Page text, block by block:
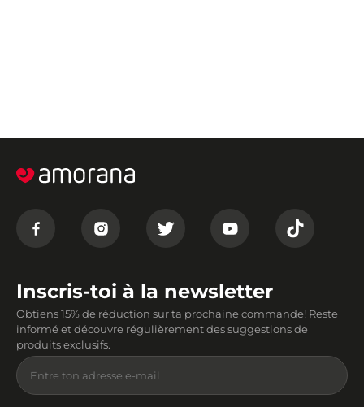
Inscris-toi à la newsletter
Obtiens 15% de réduction sur ta prochaine commande! Reste
informé et découvre régulièrement des suggestions de
produits exclusifs.